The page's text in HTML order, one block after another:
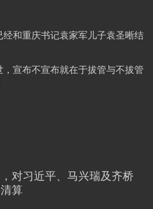
和重庆书记袁家军儿子袁圣晰结
宣布不宣布就在于拔管与不拔管
对习近平、马兴瑞及齐桥
算